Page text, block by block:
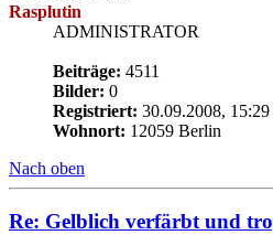
Rasplutin
ADMINISTRATOR
Beiträge: 4511
Bilder: 0
Registriert: 30.09.2008, 15:29
Wohnort: 12059 Berlin
Nach oben
Re: Gelblich verfärbt und